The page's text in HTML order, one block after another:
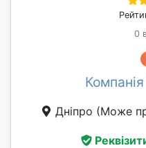
0
Дніпро (Може